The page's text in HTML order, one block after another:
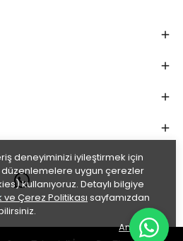
deneyiminizi iyileştirmek için
uygun çerezler
kullanıyoruz. Detaylı bilgiye
ve Çerez Politikası sayfamızdan
Anladım